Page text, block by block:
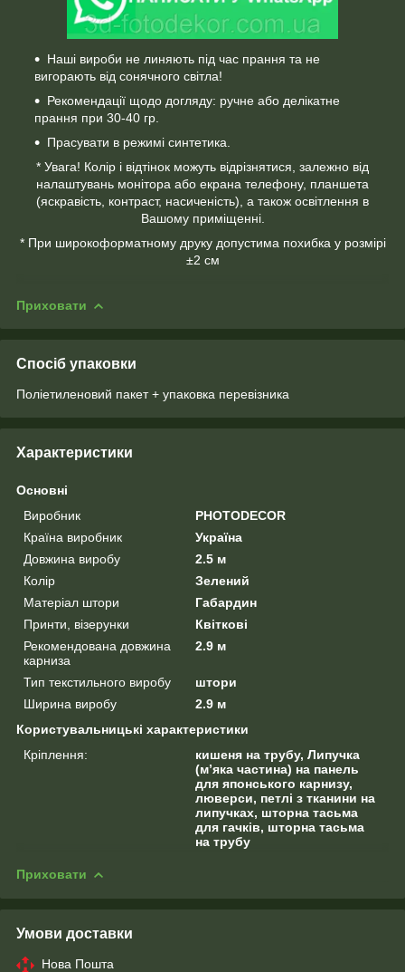
Наші вироби не линяють під час прання та не
вигорають від сонячного світла!
Рекомендації щодо догляду: ручне або делікатне
прання при 30-40 гр.
Прасувати в режимі синтетика.
* Увага! Колір і відтінок можуть відрізнятися, залежно від
налаштувань монітора або екрана телефону, планшета
(яскравість, контраст, насиченість), а також освітлення в
Вашому приміщенні.
* При широкоформатному друку допустима похибка у розмірі
±2 см
Приховати
Спосіб упаковки
Поліетиленовий пакет + упаковка перевізника
Характеристики
Основні
Виробник
PHOTODECOR
Країна виробник
Україна
Довжина виробу
2.5 м
Колір
Зелений
Матеріал штори
Габардин
Принти, візерунки
Квіткові
Рекомендована довжина
карниза
2.9 м
Тип текстильного виробу
штори
Ширина виробу
2.9 м
Користувальницькі характеристики
Кріплення:
кишеня на трубу, Липучка
(м’яка частина) на панель
для японського карнизу,
люверси, петлі з тканини на
липучках, шторна тасьма
для гачків, шторна тасьма
на трубу
Приховати
Умови доставки
Нова Пошта